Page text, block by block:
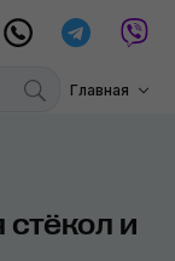
Главная
и